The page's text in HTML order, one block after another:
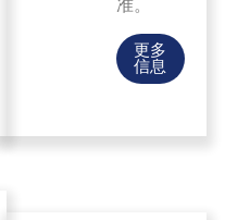
准。
更多
信息